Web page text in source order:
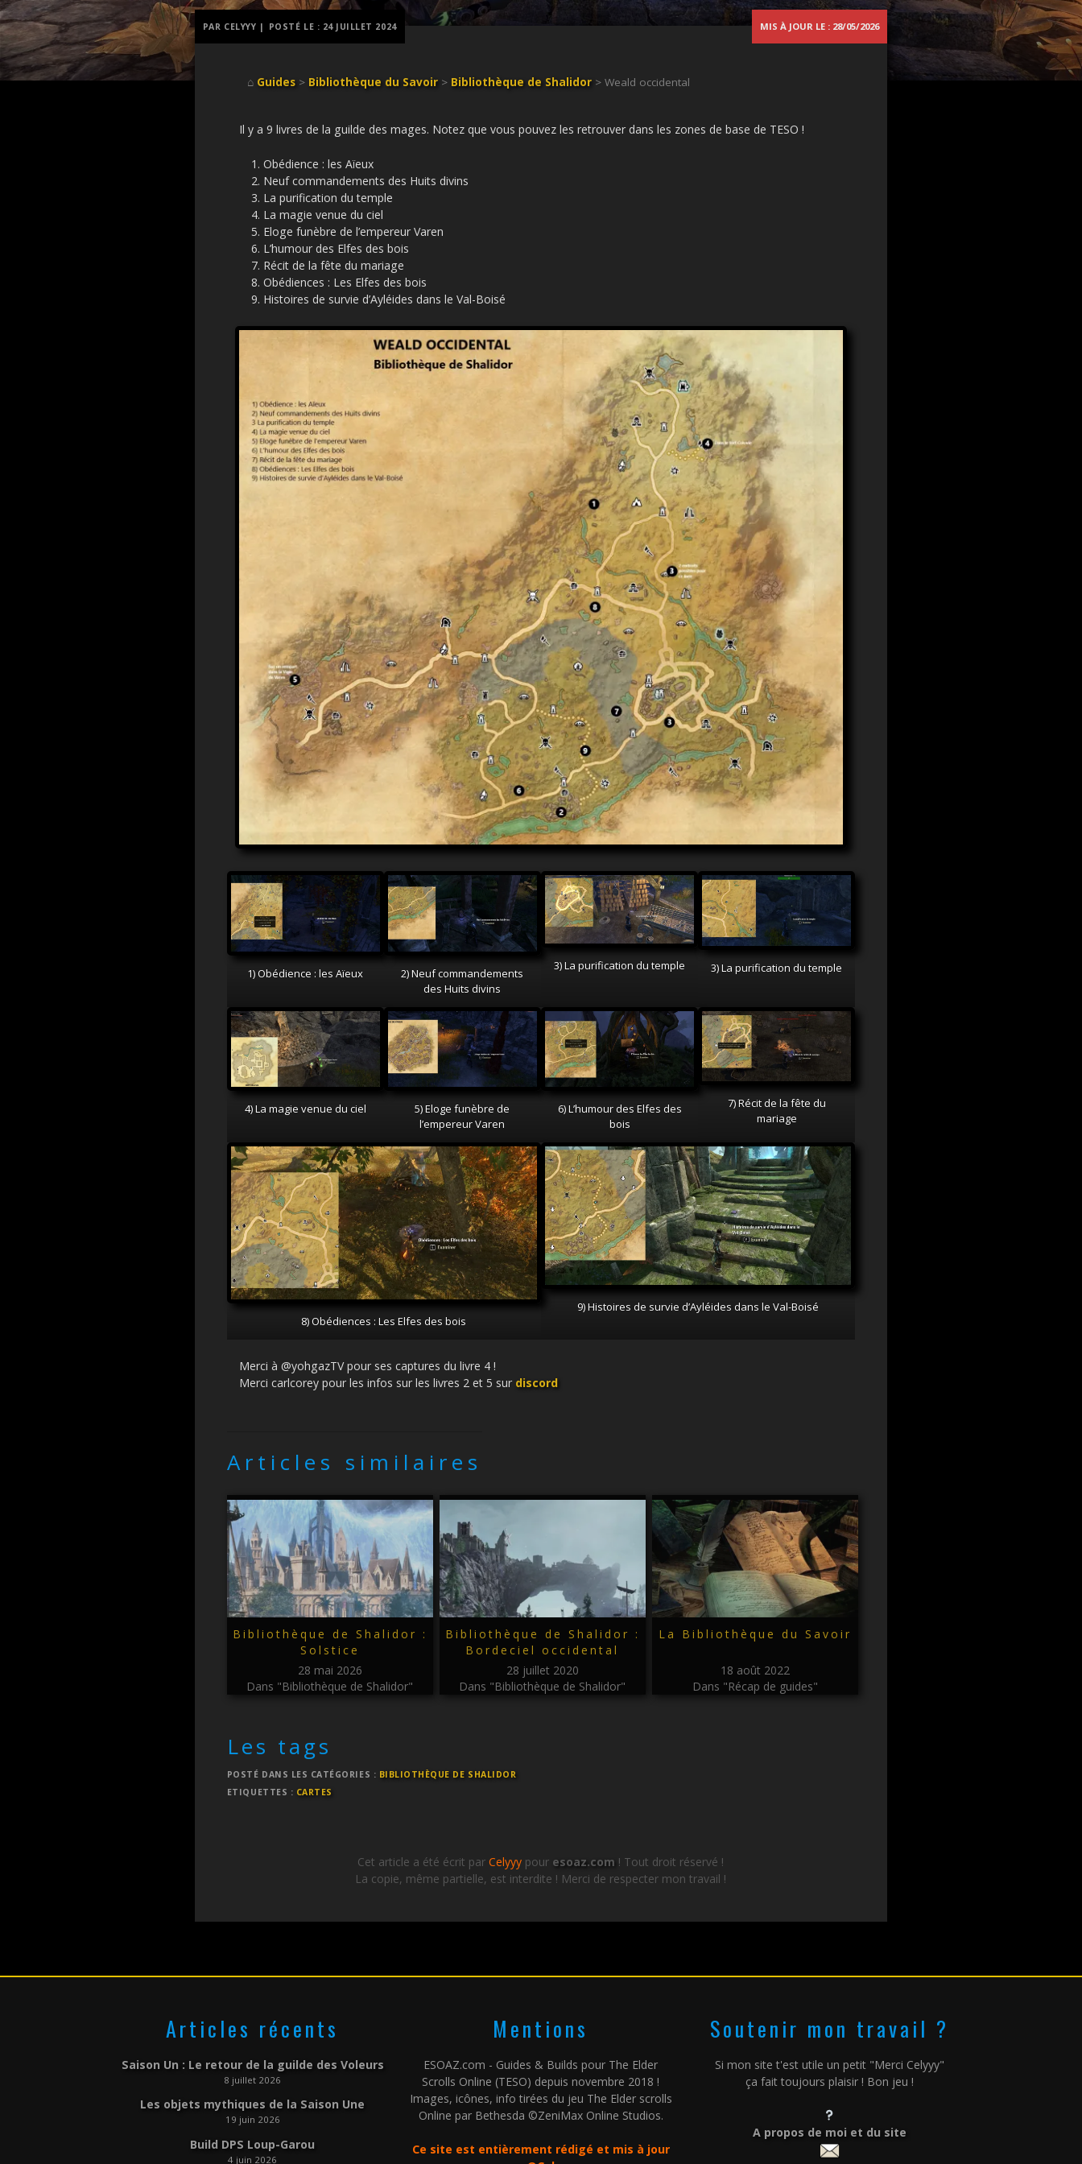
MIS À JOUR LE : 28/05/2026
⌂ Guides> Bibliothèque du Savoir> Bibliothèque de Shalidor> Weald occidental
Il y a 9 livres de la guilde des mages. Notez que vous pouvez les retrouver dans les zones de base de TESO !
Obédience : les Aïeux
Neuf commandements des Huits divins
La purification du temple
La magie venue du ciel
Eloge funèbre de l’empereur Varen
L’humour des Elfes des bois
Récit de la fête du mariage
Obédiences : Les Elfes des bois
Histoires de survie d’Ayléides dans le Val-Boisé
1) Obédience : les Aïeux
2) Neuf commandements
des Huits divins
3) La purification du temple 3) La purification du temple
4) La magie venue du ciel
5) Eloge funèbre de
l’empereur Varen
6) L’humour des Elfes des
bois
7) Récit de la fête du
mariage
8) Obédiences : Les Elfes des bois
9) Histoires de survie d’Ayléides dans le Val-Boisé
Merci à @yohgazTV pour ses captures du livre 4 !
Merci carlcorey pour les infos sur les livres 2 et 5 sur discord
Articles similaires
Bibliothèque de Shalidor :
Solstice
28 mai 2026
Dans "Bibliothèque de Shalidor"
Bibliothèque de Shalidor :
Bordeciel occidental
28 juillet 2020
Dans "Bibliothèque de Shalidor"
La Bibliothèque du Savoir
18 août 2022
Dans "Récap de guides"
PAR CELYYY | POSTÉ LE : 24 JUILLET 2024
Les tags
POSTÉ DANS LES CATÉGORIES : BIBLIOTHÈQUE DE SHALIDOR
ETIQUETTES : CARTES
Cet article a été écrit parCelyyy pour esoaz.com ! Tout droit réservé !
La copie, même partielle, est interdite ! Merci de respecter mon travail !
Articles récents
Saison Un : Le retour de la guilde des Voleurs
8 juillet 2026
Les objets mythiques de la Saison Une
19 juin 2026
Build DPS Loup-Garou
4 juin 2026
Mentions
ESOAZ.com - Guides & Builds pour The Elder
Scrolls Online (TESO) depuis novembre 2018 !
Images, icônes, info tirées du jeu The Elder scrolls
Online par Bethesda ©ZeniMax Online Studios.
Ce site est entièrement rédigé et mis à jour
Soutenir mon travail ?
Si mon site t'est utile un petit "Merci Celyyy"
ça fait toujours plaisir ! Bon jeu !
A propos de moi et du site